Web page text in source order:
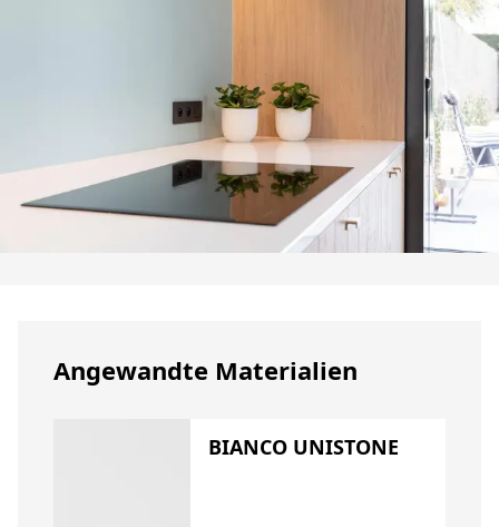
Angewandte Materialien
BIANCO UNISTONE